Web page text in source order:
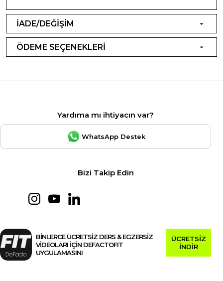
İADE/DEĞİŞİM
ÖDEME SEÇENEKLERİ
Yardıma mı ihtiyacın var?
WhatsApp Destek
Bizi Takip Edin
BİNLERCE ÜCRETSİZ DERS & EGZERSİZ
VİDEOLARI İÇİN DEFACTOFIT
UYGULAMASINI
ÜCRETSİZ
İNDİR